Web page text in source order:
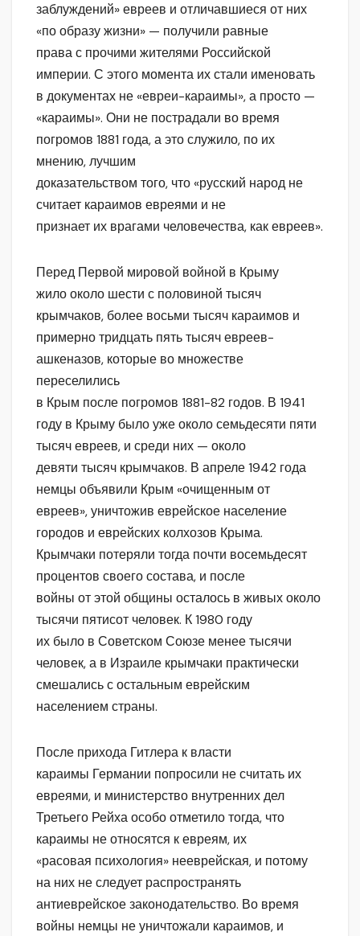
заблуждений» евреев и отличавшиеся от них
«по образу жизни» — получили равные
права с прочими жителями Российской
империи. С этого момента их стали именовать
в документах не «евреи-караимы», а просто —
«караимы». Они не пострадали во время
погромов 1881 года, а это служило, по их
мнению, лучшим
доказательством того, что «русский народ не
считает караимов евреями и не
признает их врагами человечества, как евреев».
Перед Первой мировой войной в Крыму
жило около шести с половиной тысяч
крымчаков, более восьми тысяч караимов и
примерно тридцать пять тысяч евреев-
ашкеназов, которые во множестве
переселились
в Крым после погромов 1881-82 годов. В 1941
году в Крыму было уже около семьдесяти пяти
тысяч евреев, и среди них — около
девяти тысяч крымчаков. В апреле 1942 года
немцы объявили Крым «очищенным от
евреев», уничтожив еврейское население
городов и еврейских колхозов Крыма.
Крымчаки потеряли тогда почти восемьдесят
процентов своего состава, и после
войны от этой общины осталось в живых около
тысячи пятисот человек. К 1980 году
их было в Советском Союзе менее тысячи
человек, а в Израиле крымчаки практически
смешались с остальным еврейским
населением страны.
После прихода Гитлера к власти
караимы Германии попросили не считать их
евреями, и министерство внутренних дел
Третьего Рейха особо отметило тогда, что
караимы не относятся к евреям, их
«расовая психология» нееврейская, и потому
на них не следует распространять
антиеврейское законодательство. Во время
войны немцы не уничтожали караимов, и